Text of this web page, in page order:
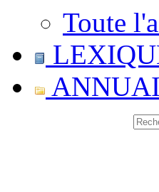
Toute